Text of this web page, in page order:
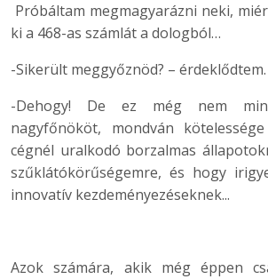
Próbáltam megmagyarázni neki,
ki a 468-as számlát a dologból…
-Sikerült meggyőznöd? – érdeklődtem.
-Dehogy! De ez még nem
nagyfőnököt, mondván
cégnél uralkodó borzalmas
szűklátókörűségemre, és hogy
innovatív kezdeményezéseknek...
Azok számára, akik még éppen